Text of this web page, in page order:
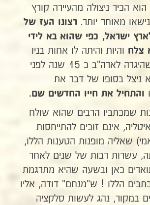
הכיר ניצולה מהעיירה קורץ
מאוחר יותר. רצונו העז של
ישראל, כפי שהוא בא לידי
צלח והיות והיתה לו אחות בניו
יורק ("רייזל" שהיגרה לארה"ב כ 15 שנה לפני
ניצל בסופו של דבר את
והתחיל את חייו החדשים שם.
שמכתביו הרבים שהוא שולח
אינם זוכים להתייחסות
שאליה מופנות הטענות הללו,
עשרות רבות של שנים לאחר
כאן ובשעה שהיא מתרגמת
הללו ! ש"מנחם" דודה, אליו
במקור, נהג לעשות סלקציה